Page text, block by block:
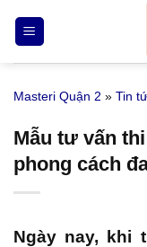
qua
nội
Masteri Quận 2 » Tin
Mẫu tư vấn
phong cách
Ngày nay, khi